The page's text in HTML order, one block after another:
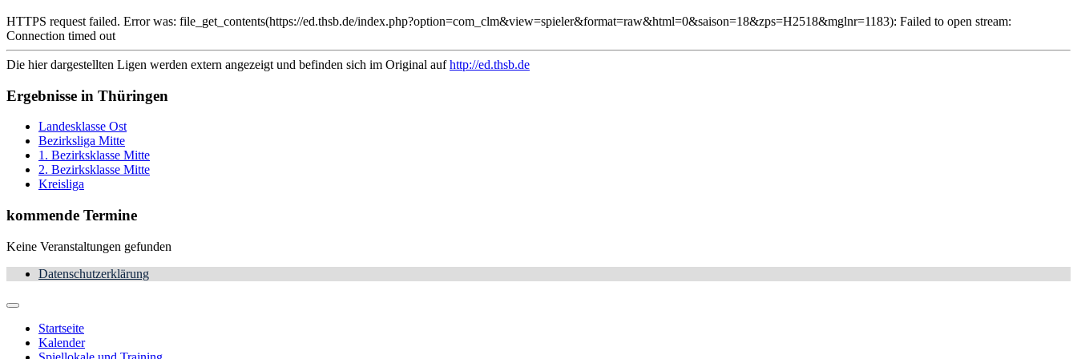
HTTPS request failed. Error was: file_get_contents(https://ed.thsb.de/index.php?option=com_clm&view=spieler&format=raw&html=0&saison=18&zps=H2518&mglnr=1183): Failed to open stream:
Connection timed out
Die hier dargestellten Ligen werden extern angezeigt und befinden sich im Original aufhttp://ed.thsb.de
Ergebnisse in Thüringen
Landesklasse Ost
Bezirksliga Mitte
1. Bezirksklasse Mitte
2. Bezirksklasse Mitte
Kreisliga
kommende Termine
Keine Veranstaltungen gefunden
Datenschutzerklärung
Startseite
Kalender